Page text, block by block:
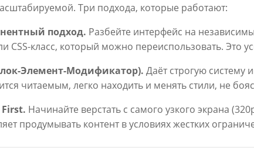
Три подхода, которые работают:
подход. Разбейте интерфейс на
CSS-класс, который можно переиспользовать. Это
Элемент-Модификатор). Даёт строгую систему
читаемым, легко находить и менять стили, не
Начинайте верстать с самого узкого экрана
продумывать контент в условиях жестких